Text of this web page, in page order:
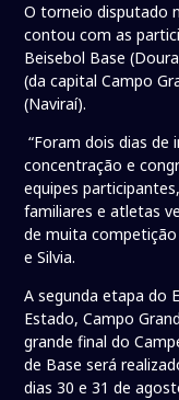
O torneio disputado
contou com as
Beisebol Base
(da capital Campo
(Naviraí).
“Foram dois dias de
concentração e
equipes
familiares e atletas
de muita competição
e Silvia.
A segunda etapa do
Estado, Campo
grande final do
de Base será
dias 30 e 31 de